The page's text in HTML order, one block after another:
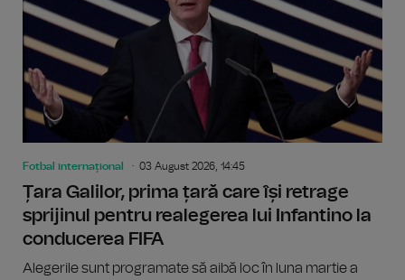
Fotbal internațional 03 August 2026, 14:45
Țara Galilor, prima țară care își retrage
sprijinul pentru realegerea lui Infantino la
conducerea FIFA
Alegerile sunt programate să aibă loc în luna martie a